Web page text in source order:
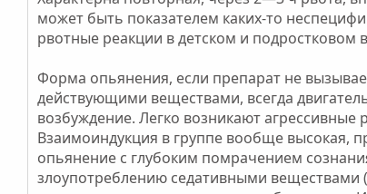
может быть показателем каких-то
рвотные реакции в детском и подростковом
Форма опьянения, если препарат не
действующими веществами, всегда
возбуждение. Легко возникают
Взаимоиндукция в группе вообще высокая,
опьянение с глубоким помрачением
злоупотреблению седативными веществами